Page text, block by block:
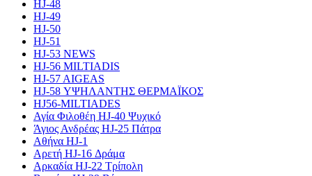
HJ-48
HJ-49
HJ-50
HJ-51
HJ-53 NEWS
HJ-56 MILTIADIS
HJ-57 AIGEAS
HJ-58 ΥΨΗΛΑΝΤΗΣ ΘΕΡΜΑΪΚΟΣ
HJ56-MILTIADES
Αγία Φιλοθέη HJ-40 Ψυχικό
Άγιος Ανδρέας HJ-25 Πάτρα
Αθήνα HJ-1
Αρετή HJ-16 Δράμα
Αρκαδία HJ-22 Τρίπολη